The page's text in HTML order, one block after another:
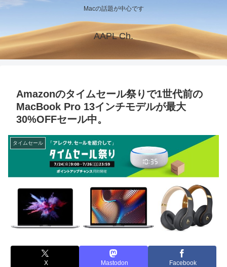
Macの話題が中心です
AAPL Ch.
Amazonのタイムセール祭りで1世代前の
MacBook Pro 13インチモデルが最大
30%OFFセール中。
タイムセール
X Mastodon Facebook